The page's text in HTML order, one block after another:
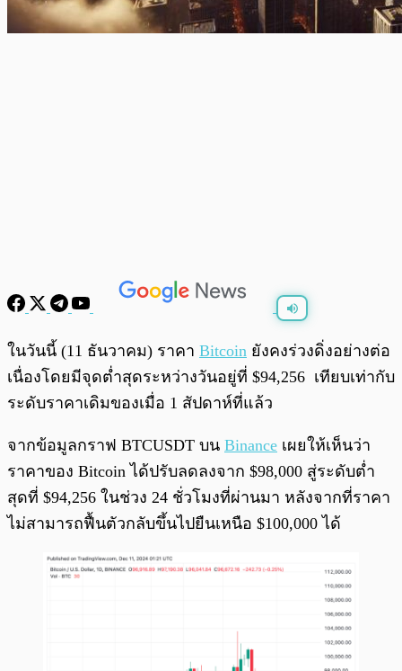
พร้อมเล่น 0:00 0:00
ในวันนี้ (11 ธันวาคม) ราคา Bitcoin ยังคงร่วงดิ่งอย่างต่อ
เนื่องโดยมีจุดต่ำสุดระหว่างวันอยู่ที่ $94,256 เทียบเท่ากับ
ระดับราคาเดิมของเมื่อ 1 สัปดาห์ที่แล้ว
จากข้อมูลกราฟ BTCUSDT บน Binance เผยให้เห็นว่า
ราคาของ Bitcoin ได้ปรับลดลงจาก $98,000 สู่ระดับต่ำ
สุดที่ $94,256 ในช่วง 24 ชั่วโมงที่ผ่านมา หลังจากที่ราคา
ไม่สามารถฟื้นตัวกลับขึ้นไปยืนเหนือ $100,000 ได้